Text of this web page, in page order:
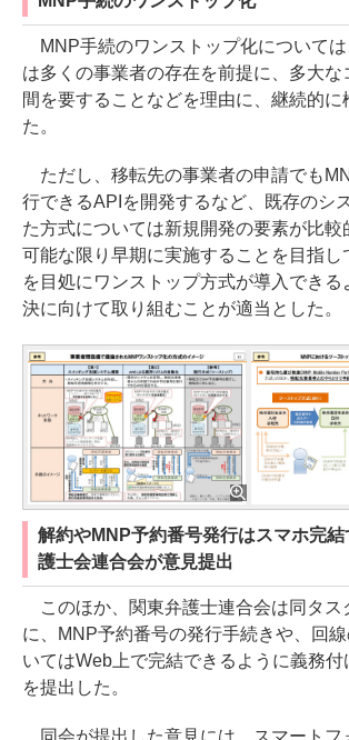
MNP手続のワンストップ化については
は多くの事業者の存在を前提に、多大な
間を要することなどを理由に、継続的に
た。
ただし、移転先の事業者の申請でも
行できるAPIを開発するなど、既存のシ
た方式については新規開発の要素が比較
可能な限り早期に実施することを目指し
を目処にワンストップ方式が導入できる
決に向けて取り組むことが適当とした。
解約やMNP予約番号発行はスマホ完
護⼠会連合会が意見提出
このほか、関東弁護士連合会は同タス
に、MNP予約番号の発行手続きや、回
いてはWeb上で完結できるように義務付
を提出した。